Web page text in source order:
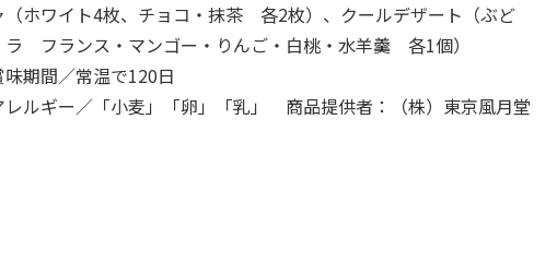
（ホワイト4枚、チョコ・抹茶 各2枚）、クールデザート（ぶど
ラ フランス・マンゴー・りんご・白桃・水羊羹 各1個）
期間／常温で120日
ルギー／「小麦」「卵」「乳」 商品提供者：（株）東京風月堂